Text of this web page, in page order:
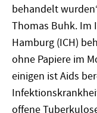
behandelt
Thomas Buhk. Im
Hamburg (ICH)
ohne Papiere im
einigen ist Aids
offene